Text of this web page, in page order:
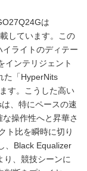
は
しています。この
ライトのディテー
インテリジェント
た「HyperNits
す。こうした高い
、特にペースの速
操作性へと昇華さ
ト比を瞬時に切り
、Black Equalizer
り、競技シーンに